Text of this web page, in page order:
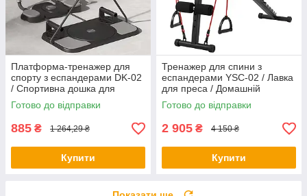
Платформа-тренажер для
спорту з еспандерами DK-02
/ Спортивна дошка для
тренувань / Дошка для
віджимань
Готово до відправки
885 ₴ 1 264,29 ₴
Купити
Тренажер для спини з
еспандерами YSC-02 / Лавка
для преса / Домашній
тренажер для спорту
Готово до відправки
2 905 ₴ 4 150 ₴
Купити